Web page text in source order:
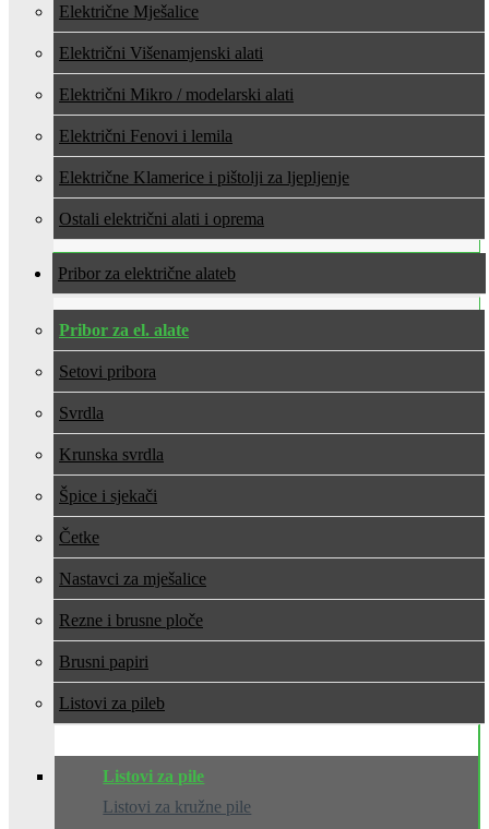
Električne Mješalice
Električni Višenamjenski alati
Električni Mikro / modelarski alati
Električni Fenovi i lemila
Električne Klamerice i pištolji za ljepljenje
Ostali električni alati i oprema
Pribor za električne alate
Pribor za el. alate
Setovi pribora
Svrdla
Krunska svrdla
Špice i sjekači
Četke
Nastavci za mješalice
Rezne i brusne ploče
Brusni papiri
Listovi za pile
Listovi za pile
Listovi za kružne pile